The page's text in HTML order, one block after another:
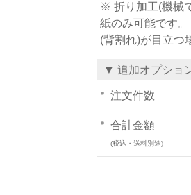
※ 折り加工(機械
紙のみ可能です
(背割れ)が目立つ
▼ 追加オプショ
注文件数
合計金額
(税込・送料別途)